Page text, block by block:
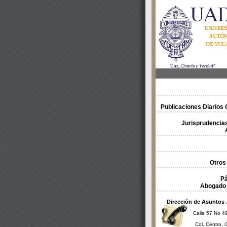
Publicaciones Diarios
Dirección de Asuntos
Calle 57 No
Col. Centro,